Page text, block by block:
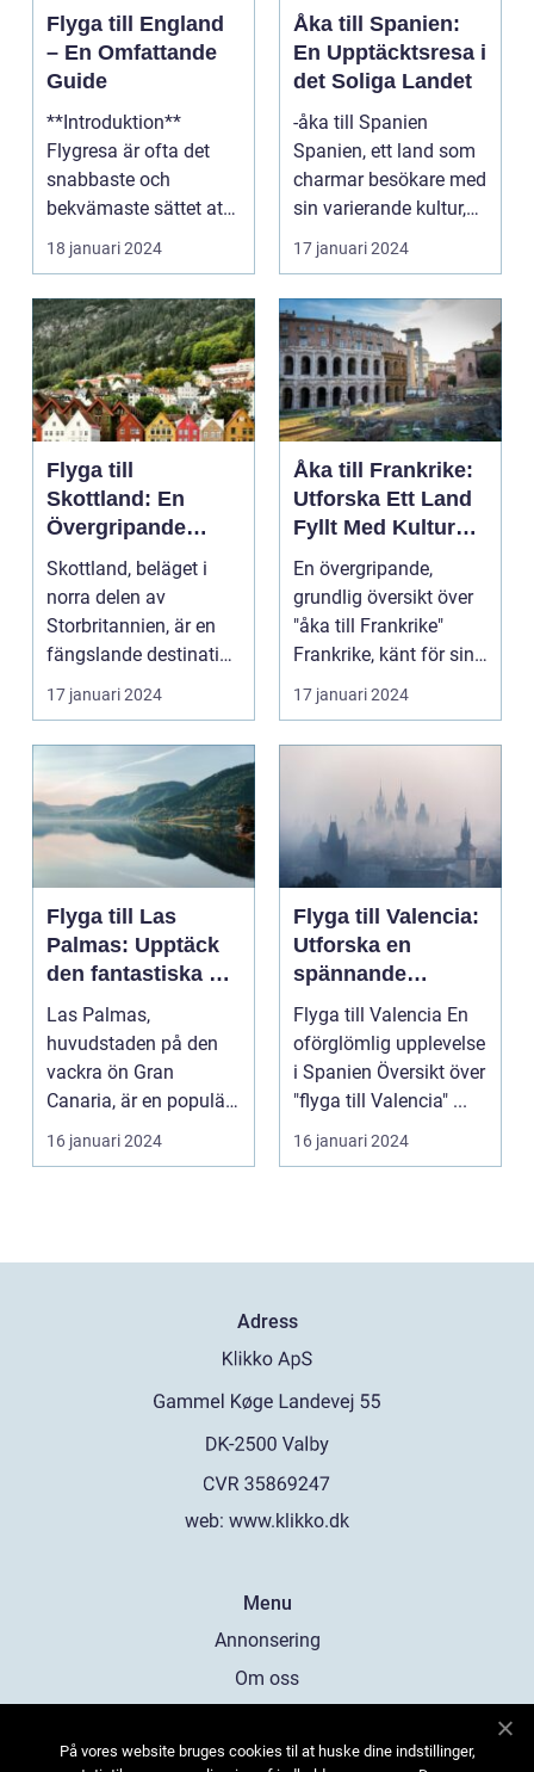
Flyga till England
– En Omfattande
Guide
**Introduktion**
Flygresa är ofta det
snabbaste och
bekvämaste sättet att
resa till England från
ol...
18 januari 2024
Åka till Spanien:
En Upptäcktsresa i
det Soliga Landet
-åka till Spanien
Spanien, ett land som
charmar besökare med
sin varierande kultur,
vackra stränder...
17 januari 2024
Flyga till
Skottland: En
Övergripande
Översikt
Skottland, beläget i
norra delen av
Storbritannien, är en
fängslande destination
för turister världe...
17 januari 2024
Åka till Frankrike:
Utforska Ett Land
Fyllt Med Kultur
och Skönhet
En övergripande,
grundlig översikt över
"åka till Frankrike"
Frankrike, känt för sin
rika historia,...
17 januari 2024
Flyga till Las
Palmas: Upptäck
den fantastiska ön
Gran Canaria
Las Palmas,
huvudstaden på den
vackra ön Gran
Canaria, är en populär
resedestination för
privatperso...
16 januari 2024
Flyga till Valencia:
Utforska en
spännande
destination
Flyga till Valencia En
oförglömlig upplevelse
i Spanien Översikt över
"flyga till Valencia" ...
16 januari 2024
Adress
web: www.klikko.dk
Menu
Annonsering
Om oss
Kontakta oss
På vores website bruges cookies til at huske dine indstillinger,